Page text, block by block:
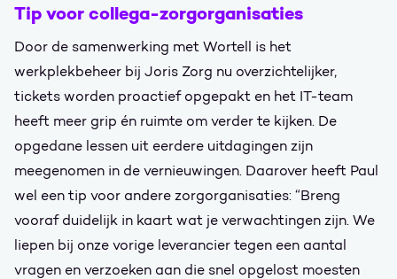
Tip voor collega-zorgorganisaties
Door de samenwerking met Wortell is het
werkplekbeheer bij Joris Zorg nu overzichtelijker,
tickets worden proactief opgepakt en het IT-team
heeft meer grip én ruimte om verder te kijken. De
opgedane lessen uit eerdere uitdagingen zijn
meegenomen in de vernieuwingen. Daarover heeft Paul
wel een tip voor andere zorgorganisaties: “Breng
vooraf duidelijk in kaart wat je verwachtingen zijn. We
liepen bij onze vorige leverancier tegen een aantal
vragen en verzoeken aan die snel opgelost moesten